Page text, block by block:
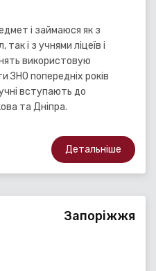
і займаюся як з
і з учнями ліцеїв і
використовую
ЗНО попередніх років
вступають до
та Дніпра.
Детальніше
Запоріжжя